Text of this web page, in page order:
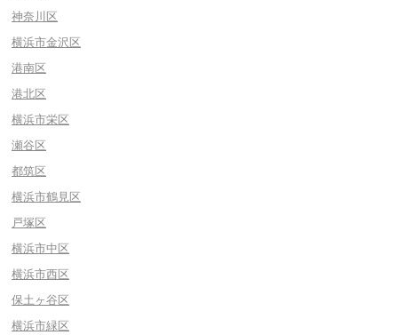
神奈川区
横浜市金沢区
港南区
港北区
横浜市栄区
瀬谷区
都筑区
横浜市鶴見区
戸塚区
横浜市中区
横浜市西区
保土ヶ谷区
横浜市緑区